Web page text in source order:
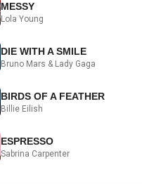
MESSY
Lola Young
DIE WITH A SMILE
Bruno Mars & Lady Gaga
BIRDS OF A FEATHER
Billie Eilish
ESPRESSO
Sabrina Carpenter